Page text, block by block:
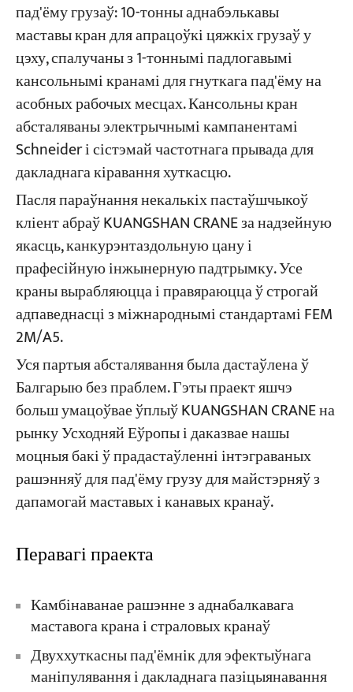
пад'ёму грузаў: 10-тонны аднабэлькавы
маставы кран для апрацоўкі цяжкіх грузаў у
цэху, спалучаны з 1-тоннымі падлогавымі
кансольнымі кранамі для гнуткага пад'ёму на
асобных рабочых месцах. Кансольны кран
абсталяваны электрычнымі кампанентамі
Schneider і сістэмай частотнага прывада для
дакладнага кіравання хуткасцю.
Пасля параўнання некалькіх пастаўшчыкоў
кліент абраў KUANGSHAN CRANE за надзейную
якасць, канкурэнтаздольную цану і
прафесійную інжынерную падтрымку. Усе
краны вырабляюцца і правяраюцца ў строгай
адпаведнасці з міжнароднымі стандартамі FEM
2M/A5.
Уся партыя абсталявання была дастаўлена ў
Балгарыю без праблем. Гэты праект яшчэ
больш умацоўвае ўплыў KUANGSHAN CRANE на
рынку Усходняй Еўропы і даказвае нашы
моцныя бакі ў прадастаўленні інтэграваных
рашэнняў для пад'ёму грузу для майстэрняў з
дапамогай маставых і канавых кранаў.
Перавагі праекта
Камбінаванае рашэнне з аднабалкавага
маставога крана і страловых кранаў
Двуххуткасны пад'ёмнік для эфектыўнага
маніпулявання і дакладнага пазіцыянавання